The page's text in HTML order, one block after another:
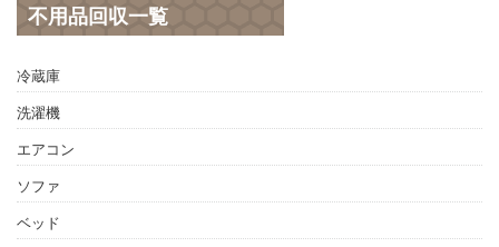
不用品回収一覧
冷蔵庫
洗濯機
エアコン
ソファ
ベッド